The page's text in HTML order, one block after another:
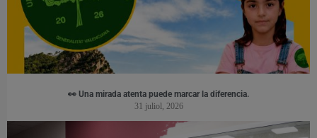
👀 Una mirada atenta puede marcar la diferencia.
31 juliol, 2026